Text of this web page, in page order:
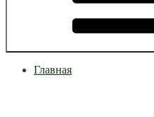
Главная